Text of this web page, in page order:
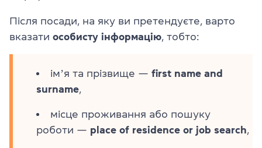
Після посади, на яку ви претендуєте, варто
вказати особисту інформацію , тобто:
імʼя та прізвище — first name and
surname
місце проживання або пошуку
роботи — place of residence or job search